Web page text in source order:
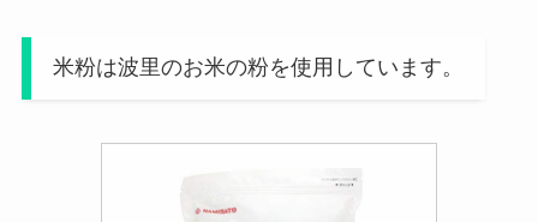
米粉は波里のお米の粉を使用しています。